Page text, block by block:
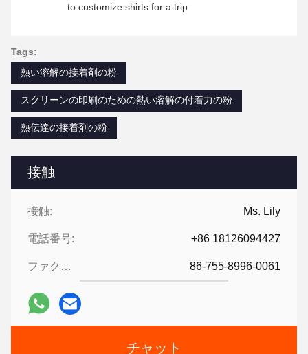
接触
接触: Ms. Lily
電話番号: +86 18126094427
ファクシミリ: 86-755-8996-0061
チャット
to customize shirts for a trip
Tags:
熱い溶解の接着剤の粉
スクリーンの印刷のための熱い溶解の付着力の粉
熱伝達の接着剤の粉